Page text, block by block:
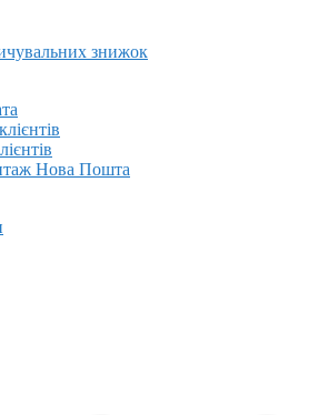
знижок
Нова Пошта